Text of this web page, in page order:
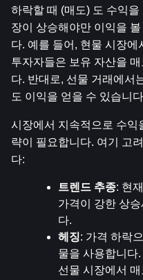
하락할 때 (매도) 도 수익을
장이 상승해야만 이익을
다. 예를 들어, 현물 시장
투자자들은 보유 자산을
다. 반대로, 선물 거래에서
도 이익을 얻을 수 있습니
시장에서 지속적으로 수익
략이 필요합니다. 여기 고
다:
트렌드 추종: 현
가격이 강한 상
다.
헤징: 가격 하락
물을 사용합니다
선물 시장에서